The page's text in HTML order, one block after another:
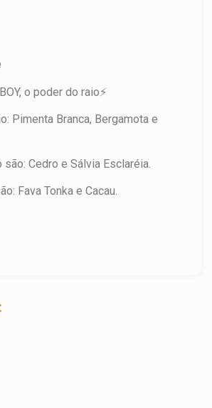
o poder do raio⚡
Pimenta Branca, Bergamota e
Cedro e Sálvia Esclaréia.
Fava Tonka e Cacau.